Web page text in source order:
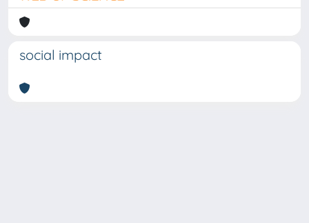
social impact